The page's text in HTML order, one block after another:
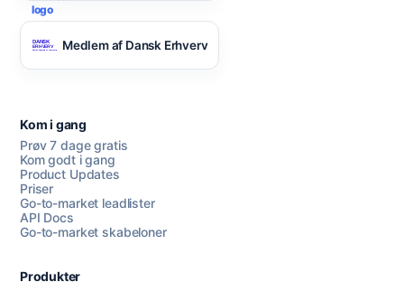
Medlem af Dansk Erhverv
Kom i gang
Prøv 7 dage gratis
Kom godt i gang
Product Updates
Priser
Go-to-market leadlister
API Docs
Go-to-market skabeloner
Produkter